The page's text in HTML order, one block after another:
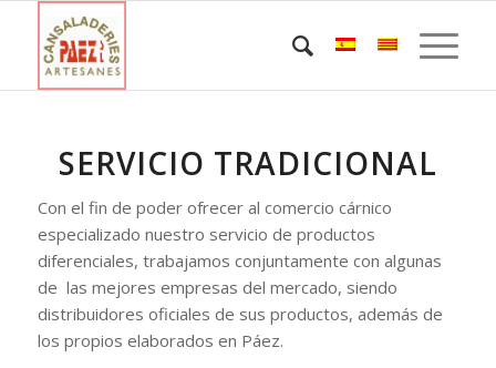
SERVICIO TRADICIONAL
Con el fin de poder ofrecer al comercio cárnico
especializado nuestro servicio de productos
diferenciales, trabajamos conjuntamente con algunas
de las mejores empresas del mercado, siendo
distribuidores oficiales de sus productos, además de
los propios elaborados en Páez.